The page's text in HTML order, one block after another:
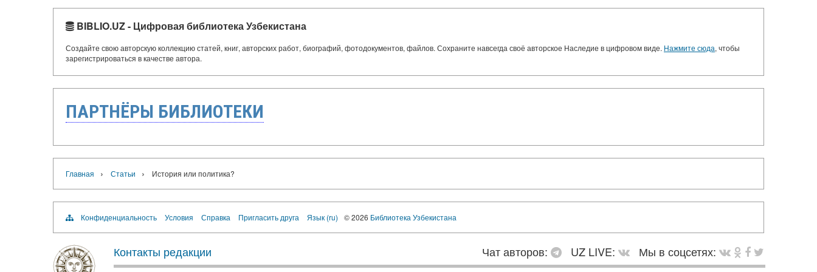
BIBLIO.UZ - Цифровая библиотека Узбекистана
Создайте свою авторскую коллекцию статей, книг, авторских работ, биографий, фотодокументов, файлов. Сохраните навсегда своё авторское Наследие в цифровом виде. Нажмите сюда, чтобы
зарегистрироваться в качестве автора.
ПАРТНЁРЫ БИБЛИОТЕКИ
Главная › Статьи › История или политика?
Конфиденциальность Условия Справка Пригласить друга Язык (ru) © 2026 Библиотека Узбекистана
Контакты редакции Чат авторов: UZ LIVE: Мы в соцсетях: